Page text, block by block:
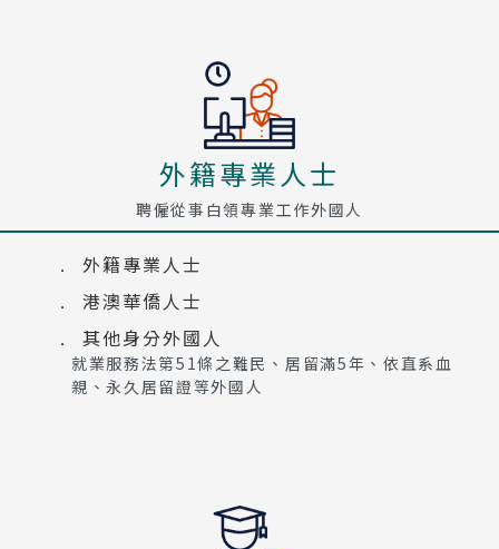
外籍專業人士
聘僱從事白領專業工作外國人
外籍專業人士
港澳華僑人士
其他身分外國人
就業服務法第51條之難民、居留滿5年、依直系血
親、永久居留證等外國人